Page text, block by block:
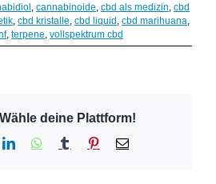
, cannabinoide, cbd als medizin, cbd
, cbd kristalle, cbd liquid, cbd marihuana,
, terpene, vollspektrum cbd
deine Plattform!
LinkedInWhatsApp
Tumblr Pinterest
E-